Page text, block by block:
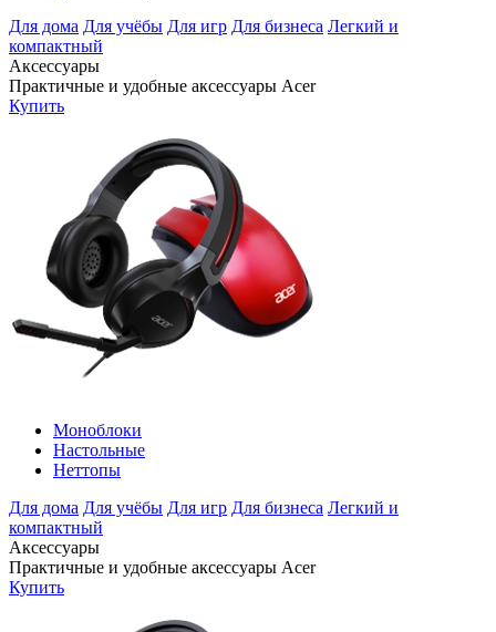
Для дома Для учёбы Для игр Для бизнеса Легкий и
компактный
Аксессуары
Практичные и удобные аксессуары Acer
Купить
Моноблоки
Настольные
Неттопы
Для дома Для учёбы Для игр Для бизнеса Легкий и
компактный
Аксессуары
Практичные и удобные аксессуары Acer
Купить